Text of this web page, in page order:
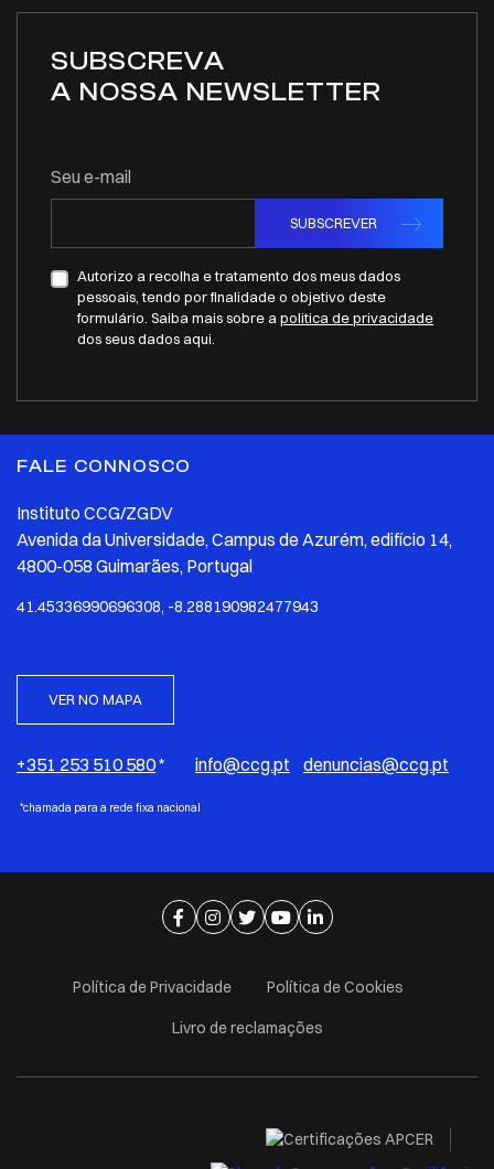
SUBSCREVA
A NOSSA NEWSLETTER
Seu e-mail
SUBSCREVER
Autorizo a recolha e tratamento dos meus dados
pessoais, tendo por finalidade o objetivo deste
formulário. Saiba mais sobre a politica de privacidade
dos seus dados aqui.
FALE CONNOSCO
Instituto CCG/ZGDV
Avenida da Universidade, Campus de Azurém, edifício 14,
4800-058 Guimarães, Portugal
41.45336990696308, -8.288190982477943
VER NO MAPA
+351 253 510 580* info@ccg.pt denuncias@ccg.pt
*chamada para a rede fixa nacional
Ir para página de facebook
Ir para página de instagram
Ir para página de twitter
Ir para página de youtube
Ir para página de
Política de Privacidade Política de Cookies
Livro de reclamações